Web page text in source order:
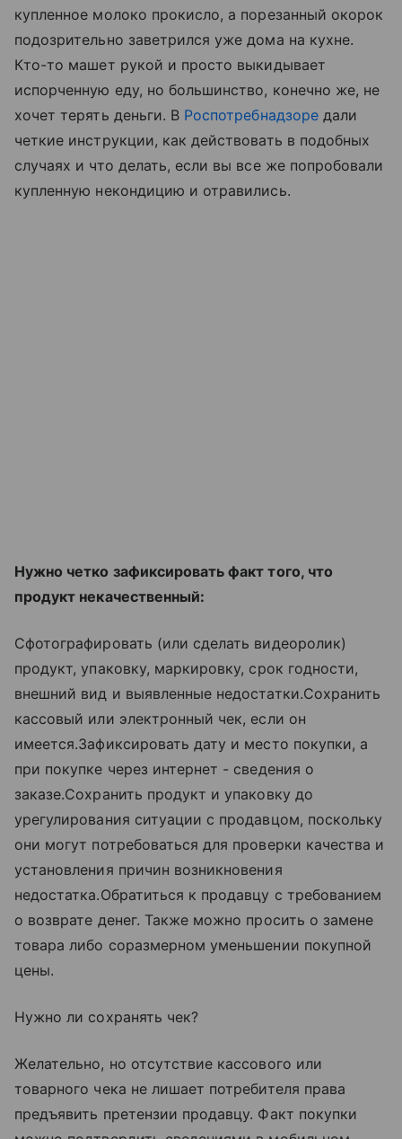
купленное молоко прокисло, а порезанный окорок
подозрительно заветрился уже дома на кухне.
Кто-то машет рукой и просто выкидывает
испорченную еду, но большинство, конечно же, не
хочет терять деньги. В Роспотребнадзоредали
четкие инструкции, как действовать в подобных
случаях и что делать, если вы все же попробовали
купленную некондицию и отравились.
Нужно четко зафиксировать факт того, что
продукт некачественный:
Сфотографировать (или сделать видеоролик)
продукт, упаковку, маркировку, срок годности,
внешний вид и выявленные недостатки.Сохранить
кассовый или электронный чек, если он
имеется.Зафиксировать дату и место покупки, а
при покупке через интернет - сведения о
заказе.Сохранить продукт и упаковку до
урегулирования ситуации с продавцом, поскольку
они могут потребоваться для проверки качества и
установления причин возникновения
недостатка.Обратиться к продавцу с требованием
о возврате денег. Также можно просить о замене
товара либо соразмерном уменьшении покупной
цены.
Нужно ли сохранять чек?
Желательно, но отсутствие кассового или
товарного чека не лишает потребителя права
предъявить претензии продавцу. Факт покупки